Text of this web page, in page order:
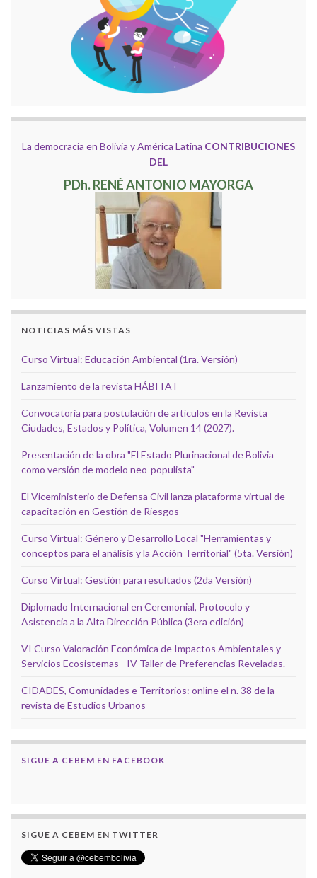
La democracia en Bolivia y América Latina CONTRIBUCIONES
DEL
PDh. RENÉ ANTONIO MAYORGA
NOTICIAS MÁS VISTAS
Curso Virtual: Educación Ambiental (1ra. Versión)
Lanzamiento de la revista HÁBITAT
Convocatoria para postulación de artículos en la Revista
Ciudades, Estados y Política, Volumen 14 (2027).
Presentación de la obra "El Estado Plurinacional de Bolivia
como versión de modelo neo-populista"
El Viceministerio de Defensa Civil lanza plataforma virtual de
capacitación en Gestión de Riesgos
Curso Virtual: Género y Desarrollo Local "Herramientas y
conceptos para el análisis y la Acción Territorial" (5ta. Versión)
Curso Virtual: Gestión para resultados (2da Versión)
Diplomado Internacional en Ceremonial, Protocolo y
Asistencia a la Alta Dirección Pública (3era edición)
VI Curso Valoración Económica de Impactos Ambientales y
Servicios Ecosistemas - IV Taller de Preferencias Reveladas.
CIDADES, Comunidades e Territorios: online el n. 38 de la
revista de Estudios Urbanos
SIGUE A CEBEM EN FACEBOOK
SIGUE A CEBEM EN TWITTER